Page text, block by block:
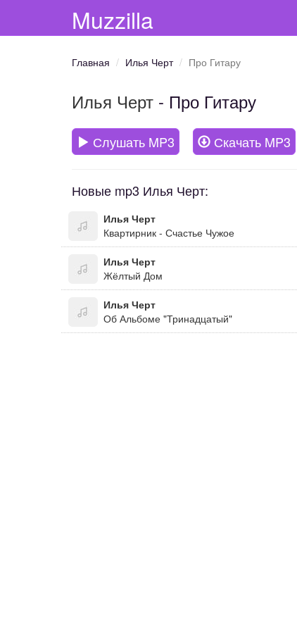
Muzzilla
Главная Илья Черт Про Гитару
Илья Черт - Про Гитару
Слушать MP3 Скачать MP3
Новые mp3 Илья Черт:
Илья Черт
Квартирник - Счастье Чужое
Илья Черт
Жёлтый Дом
Илья Черт
Об Альбоме "Тринадцатый"